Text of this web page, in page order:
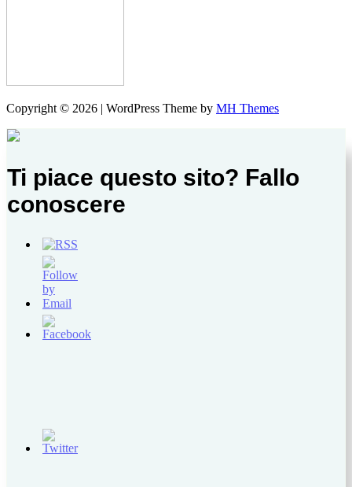
Copyright © 2026 | WordPress Theme by MH Themes
Ti piace questo sito? Fallo
conoscere